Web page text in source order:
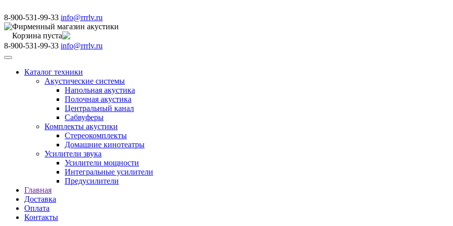
8-900-531-99-33 info@rrrlv.ru
Фирменный магазин акустики
Корзина пуста
8-900-531-99-33 info@rrrlv.ru
Меню
Каталог техники
Акустические системы
Напольная акустика
Полочная акустика
Центральный канал
Сабвуферы
Комплекты акустики
Стереокомплекты
Домашние кинотеатры
Усилители звука
Усилители мощности
Интегральные усилители
Предусилители
Главная
Доставка
Оплата
Контакты